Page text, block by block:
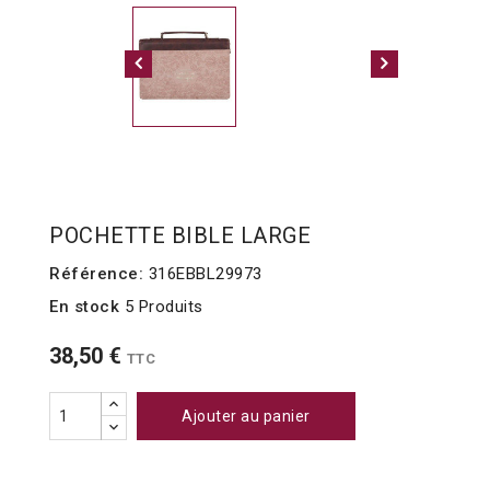
POCHETTE BIBLE LARGE
Référence: 316EBBL29973
En stock 5 Produits
38,50 € TTC
Ajouter au panier